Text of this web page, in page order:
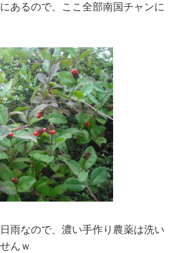
あるので、ここ全部南国チャンに
雨なので、濃い手作り農薬は洗い
んｗ